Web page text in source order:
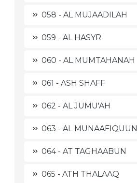
058 - AL MUJAADILAH
059 - AL HASYR
060 - AL MUMTAHANAH
061 - ASH SHAFF
062 - AL JUMU'AH
063 - AL MUNAAFIQUUN
064 - AT TAGHAABUN
065 - ATH THALAAQ